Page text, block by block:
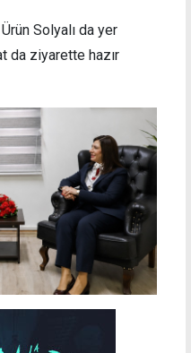
Solyalı da yer
da ziyarette hazır